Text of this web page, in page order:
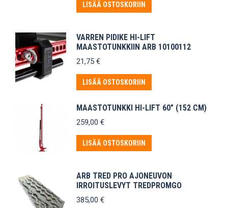
LISÄÄ OSTOSKORIIN
VARREN PIDIKE HI-LIFT
MAASTOTUNKKIIN ARB 10100112
21,75 €
LISÄÄ OSTOSKORIIN
MAASTOTUNKKI HI-LIFT 60" (152 CM)
259,00 €
LISÄÄ OSTOSKORIIN
ARB TRED PRO AJONEUVON
IRROITUSLEVYT TREDPROMGO
385,00 €